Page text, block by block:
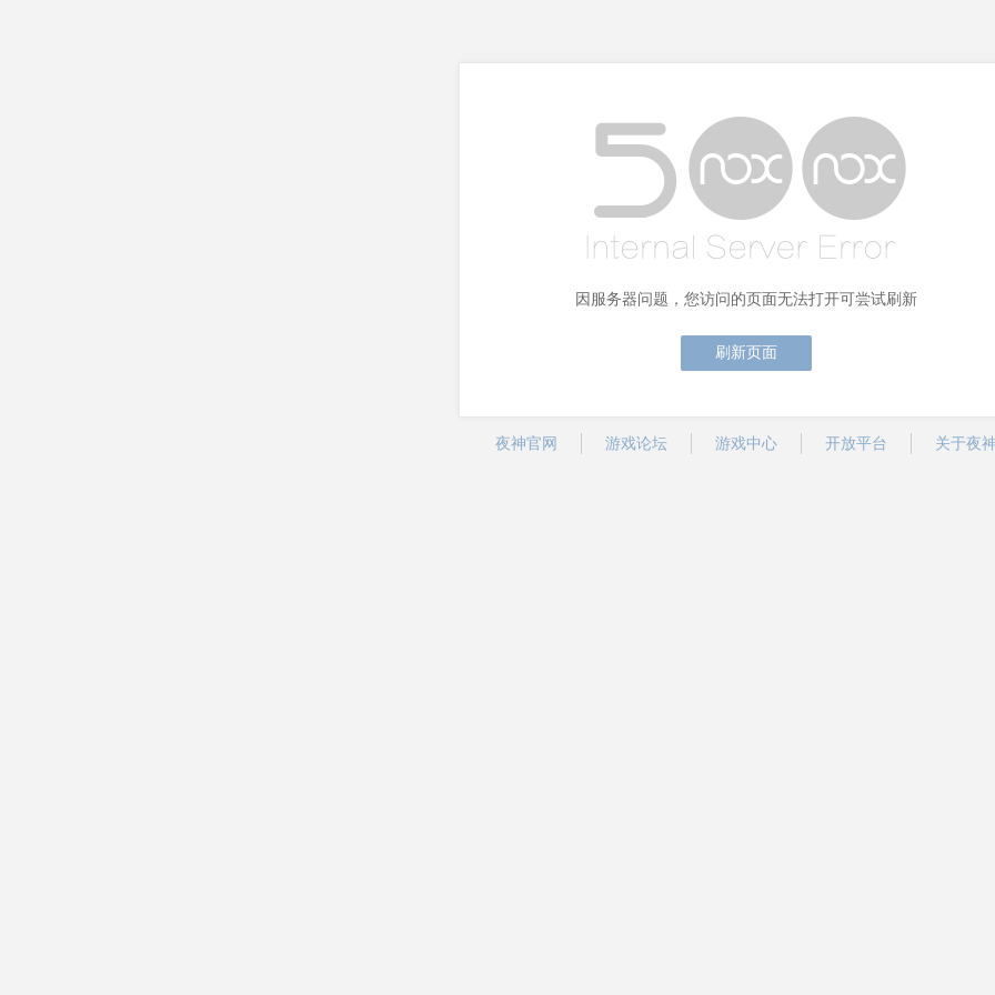
因服务器问题，您访问的页面无法打开可尝试刷新
刷新页面
夜神官网 游戏论坛 游戏中心 开放平台 关于夜